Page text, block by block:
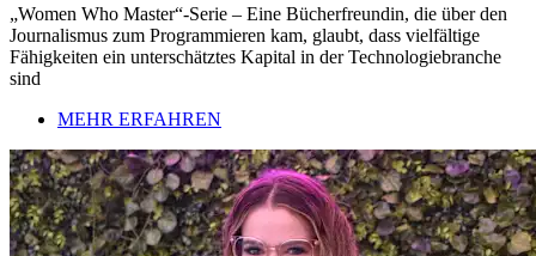
„Women Who Master“-Serie – Eine Bücherfreundin, die über den
Journalismus zum Programmieren kam, glaubt, dass vielfältige
Fähigkeiten ein unterschätztes Kapital in der Technologiebranche
sind
MEHR ERFAHREN